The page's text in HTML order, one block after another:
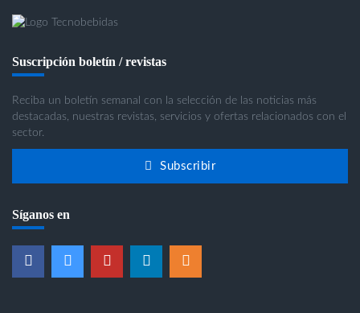
Suscripción boletín / revistas
Reciba un boletín semanal con la selección de las noticias más
destacadas, nuestras revistas, servicios y ofertas relacionados con el
sector.
Subscribir
Síganos en